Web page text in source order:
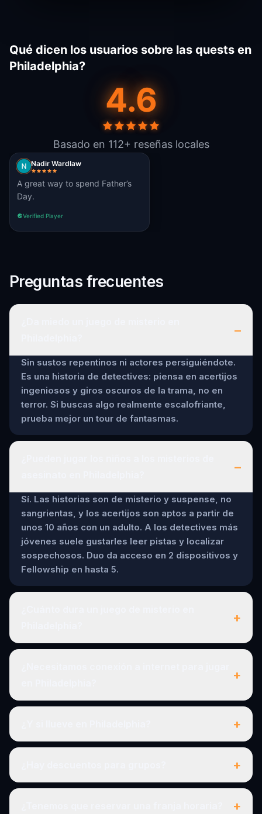
Qué dicen los usuarios sobre las quests en
Philadelphia?
4.6
Basado en 112+ reseñas locales
Nadir Wardlaw
A great way to spend Father’s
Day.
Verified Player
Preguntas frecuentes
–
Sin sustos repentinos ni actores persiguiéndote.
Es una historia de detectives: piensa en acertijos
ingeniosos y giros oscuros de la trama, no en
terror. Si buscas algo realmente escalofriante,
prueba mejor un tour de fantasmas.
–
Sí. Las historias son de misterio y suspense, no
sangrientas, y los acertijos son aptos a partir de
unos 10 años con un adulto. A los detectives más
jóvenes suele gustarles leer pistas y localizar
sospechosos. Duo da acceso en 2 dispositivos y
Fellowship en hasta 5.
+
+
+
+
+